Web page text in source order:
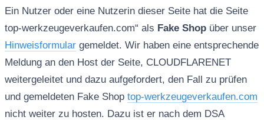
Ein Nutzer oder eine Nutzerin dieser Seite hat die Seite
top-werkzeugeverkaufen.com“ als Fake Shopüber unser
Hinweisformulargemeldet. Wir haben eine entsprechende
Meldung an den Host der Seite, CLOUDFLARENET
weitergeleitet und dazu aufgefordert, den Fall zu prüfen
und gemeldeten Fake Shop top-werkzeugeverkaufen.com
nicht weiter zu hosten. Dazu ist er nach dem DSA